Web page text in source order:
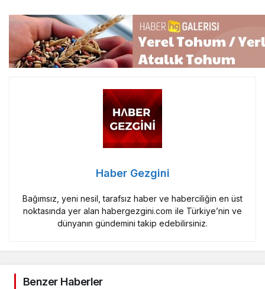
Haber Gezgini
Bağımsız, yeni nesil, tarafsız haber ve haberciliğin en üst
noktasında yer alan habergezgini.com ile Türkiye’nin ve
dünyanın gündemini takip edebilirsiniz.
Benzer Haberler